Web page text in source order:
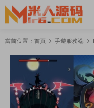
當前位置： 首頁 手遊服務端